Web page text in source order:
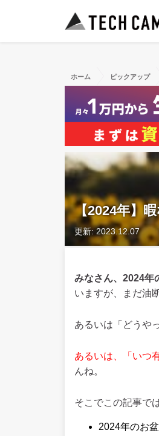
ホーム ピックアップ
【2024年】
更新: 2023.12.07
みなさん、2024年
いますが、まだ油
あるいは「どうや
あるいは、 「いつ
んね。
そこでこの記事で
2024年のお